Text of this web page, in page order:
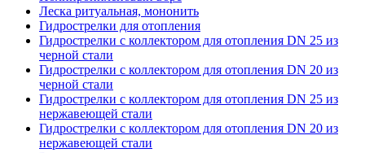
Леска ритуальная, мононить
Гидрострелки для отопления
Гидрострелки с коллектором для отопления DN 25 из
черной стали
Гидрострелки с коллектором для отопления DN 20 из
черной стали
Гидрострелки с коллектором для отопления DN 25 из
нержавеющей стали
Гидрострелки с коллектором для отопления DN 20 из
нержавеющей стали